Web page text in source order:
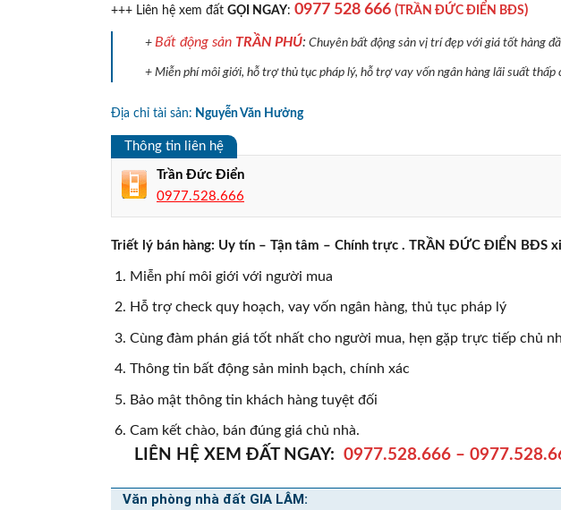
+++ Liên hệ xem đất GỌI NGAY: 0977 528 666 (TRẦN ĐỨC ĐIỂN BĐS)
+ Bất động sản TRẦN PHÚ: Chuyên bất động sản vị trí đẹp với giá tốt hàng
+ Miễn phí môi giới, hỗ trợ thủ tục pháp lý, hỗ trợ vay vốn ngân hàng lãi suất thấp
Địa chỉ tài sản: Nguyễn Văn Hưởng
Thông tin liên hệ
Trần Đức Điển
0977.528.666
Triết lý bán hàng: Uy tín – Tận tâm – Chính trực . TRẦN ĐỨC ĐIỂN BĐS
Miễn phí môi giới với người mua
Hỗ trợ check quy hoạch, vay vốn ngân hàng, thủ tục pháp lý
Cùng đàm phán giá tốt nhất cho người mua, hẹn gặp trực tiếp chủ
Thông tin bất động sản minh bạch, chính xác
Bảo mật thông tin khách hàng tuyệt đối
Cam kết chào, bán đúng giá chủ nhà.
LIÊN HỆ XEM ĐẤT NGAY: 0977.528.666–
Văn phòng nhà đất GIA LÂM: